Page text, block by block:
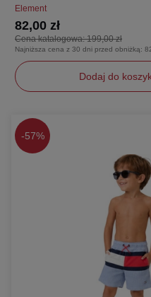
Element
Cena katalogowa:199,00 zł
82,00 zł
Najniższa cena z 30 dni przed obniżką:
Dodaj do
152
-57%